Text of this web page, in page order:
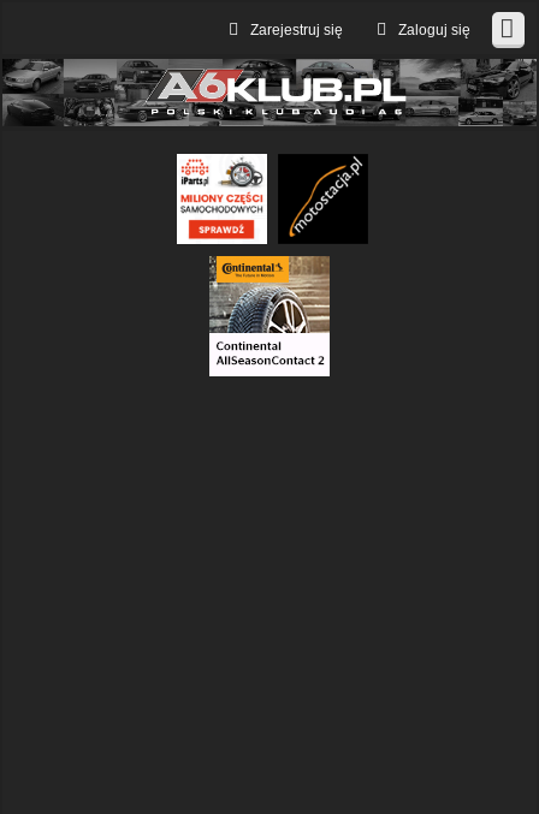
Zaloguj się
Zarejestruj się